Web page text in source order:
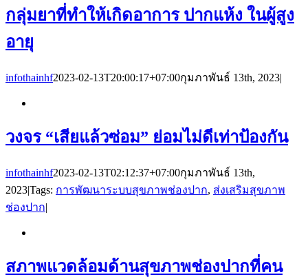
กลุ่มยาที่ทำให้เกิดอาการ ปากแห้ง ในผู้สูง
อายุ
infothainhf2023-02-13T20:00:17+07:00กุมภาพันธ์ 13th, 2023|
วงจร “เสียแล้วซ่อม” ย่อมไม่ดีเท่าป้องกัน
infothainhf2023-02-13T02:12:37+07:00กุมภาพันธ์ 13th,
2023|Tags: การพัฒนาระบบสุขภาพช่องปาก, ส่งเสริมสุขภาพ
ช่องปาก|
สภาพแวดล้อมด้านสุขภาพช่องปากที่คน